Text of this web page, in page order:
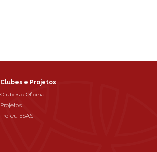
Clubes e Projetos
Clubes e Oficinas
Projetos
Troféu ESAS